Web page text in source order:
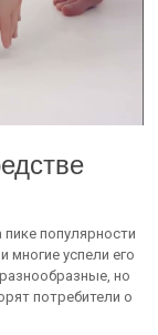
популярности
многие успели его
но
потребители о